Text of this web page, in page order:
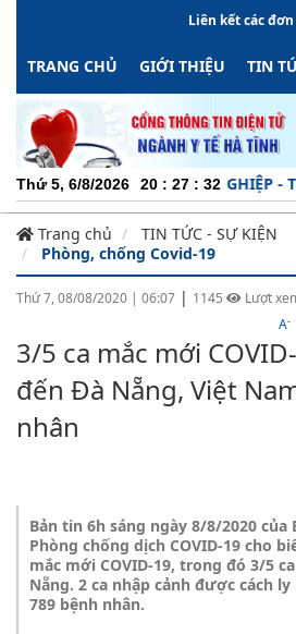
Liên kết các
TRANG CHỦ GIỚI THIỆU TIN
Thứ 5, 6/8/2026 20 : 27 : 33
CHUYÊN NGHIỆP -
Trang chủ
TIN TỨC - SỰ KIỆN
Phòng, chống Covid-19
Thứ 7, 08/08/2020 | 06:07 | 1145
Lượt
A-
3/5 ca mắc mới
đến Đà Nẵng, Việt
nhân
Bản tin 6h sáng ngày 8/8/2020 của
Phòng chống dịch COVID-19 cho
mắc mới COVID-19, trong đó 3/5
Nẵng. 2 ca nhập cảnh được cách
789 bệnh nhân.